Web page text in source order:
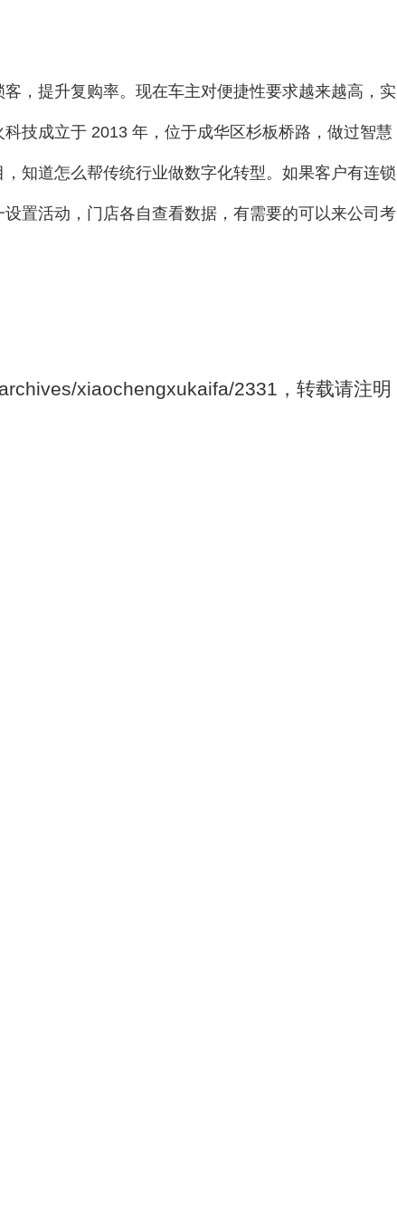
，提升复购率。现在车主对便捷性要求越来越高，实
技成立于 2013 年，位于成华区杉板桥路，做过智慧
知道怎么帮传统行业做数字化转型。如果客户有连锁
置活动，门店各自查看数据，有需要的可以来公司考
xiaochengxukaifa/2331，转载请注明